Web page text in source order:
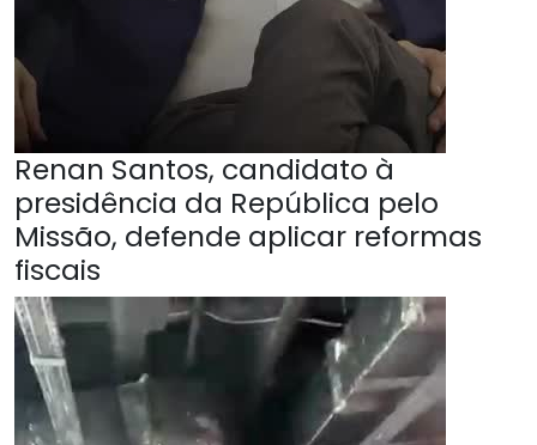
Renan Santos, candidato à
presidência da República pelo
Missão, defende aplicar reformas
fiscais